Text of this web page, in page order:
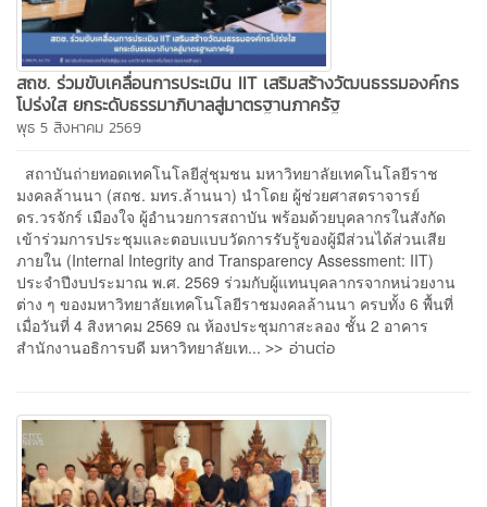
สถช. ร่วมขับเคลื่อนการประเมิน IIT เสริมสร้างวัฒนธรรมองค์กร
โปร่งใส ยกระดับธรรมาภิบาลสู่มาตรฐานภาครัฐ
พุธ 5 สิงหาคม 2569
สถาบันถ่ายทอดเทคโนโลยีสู่ชุมชน มหาวิทยาลัยเทคโนโลยีราช
มงคลล้านนา (สถช. มทร.ล้านนา) นำโดย ผู้ช่วยศาสตราจารย์
ดร.วรจักร์ เมืองใจ ผู้อำนวยการสถาบัน พร้อมด้วยบุคลากรในสังกัด
เข้าร่วมการประชุมและตอบแบบวัดการรับรู้ของผู้มีส่วนได้ส่วนเสีย
ภายใน (Internal Integrity and Transparency Assessment: IIT)
ประจำปีงบประมาณ พ.ศ. 2569 ร่วมกับผู้แทนบุคลากรจากหน่วยงาน
ต่าง ๆ ของมหาวิทยาลัยเทคโนโลยีราชมงคลล้านนา ครบทั้ง 6 พื้นที่
เมื่อวันที่ 4 สิงหาคม 2569 ณ ห้องประชุมกาสะลอง ชั้น 2 อาคาร
สำนักงานอธิการบดี มหาวิทยาลัยเท... >> อ่านต่อ